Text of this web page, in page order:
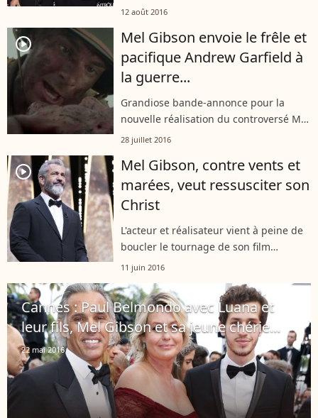
12 août 2016
player2
Mel Gibson envoie le frêle et
pacifique Andrew Garfield à
la guerre...
Grandiose bande-annonce pour la
nouvelle réalisation du controversé Mel
Gibson.
28 juillet 2016
player2
Mel Gibson, contre vents et
marées, veut ressusciter son
Christ
L'acteur et réalisateur vient à peine de
boucler le tournage de son film
"Hawksaw Ridge" qu'il songe déjà au
11 juin 2016
Cannes : Paul Belmondo avec Luana et
leur fils, Mel Gibson et sa jeune chérie...
22 mai 2016